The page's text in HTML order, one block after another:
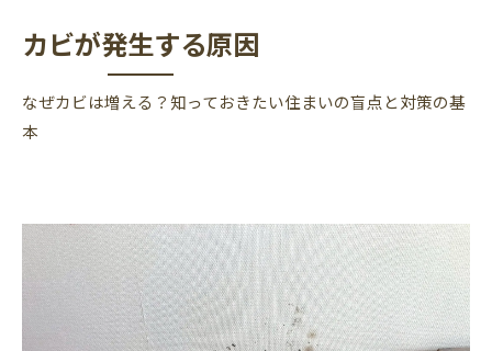
カビが発生する原因
なぜカビは増える？知っておきたい住まいの盲点と対策の基
本